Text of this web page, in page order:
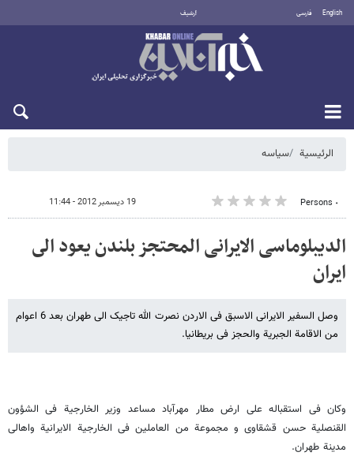
English فارسی أرشيف
الرئيسية سیاسه
٠ Persons 19 ديسمبر 2012 - 11:44
الدیبلوماسی الایرانی المحتجز بلندن یعود الى
ایران
وصل السفیر الایرانی الاسبق فی الاردن نصرت الله تاجیک الى طهران بعد 6 اعوام
من الاقامة الجبریة والحجز فی بریطانیا.
وکان فی استقباله على ارض مطار مهرآباد مساعد وزیر الخارجیة فی الشؤون
القنصلیة حسن قشقاوی و مجموعة من العاملین فی الخارجیة الایرانیة واهالی
مدینة طهران.